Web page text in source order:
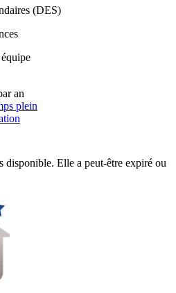
(DES)
an
plein
disponible. Elle a peut-être expiré ou